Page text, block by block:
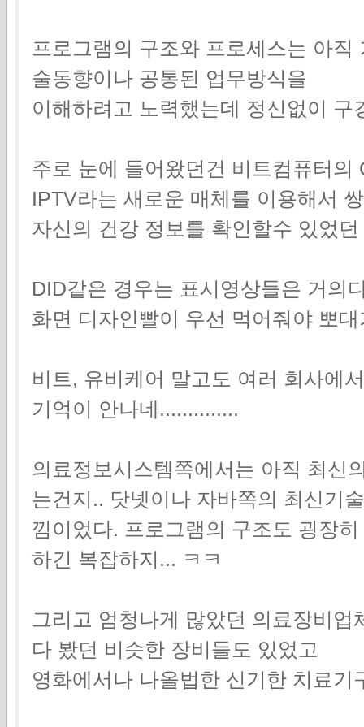
프로그램의 구조와 프로세스는 아
술동향이나 공통된 업무방식을
이해하려고 노력했는데 정신없이 구
주로 눈에 들어왔던건 비트컴퓨터
IPTV라는 새로운 매체를 이용해서
자신의 건강 정보를 확인할수 있었
DID같은 경우는 표시영상들은 거의
화면 디자인빨이 우선 먹어줘야 뽀
비트, 유비케어 말고도 여러 회사에
기억이 안나네..............
의료정보시스템쪽에서는 아직 최신
는건지.. 닷넷이나 자바쪽의 최신기
낌이었다. 프로그램의 구조도 굉장
하긴 복잡하지... ㅋㅋ
그리고 엄청나게 많았던 의료장비
다 봤던 비슷한 장비들도 있었고
영화에서나 나올법한 신기한 치료기